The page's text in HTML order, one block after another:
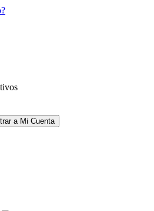
a Mi Cuenta